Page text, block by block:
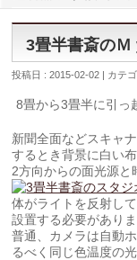
3畳半書斎のＭ
投稿日 : 2015-02-02 | カテ
8畳から3畳半に引っ
新聞全面などスキャ
するとき背景に白い
2方向からの面光源と
体がライトを反射し
設置する必要がありま
普通、カメラは自動
るべく同じ色温度の